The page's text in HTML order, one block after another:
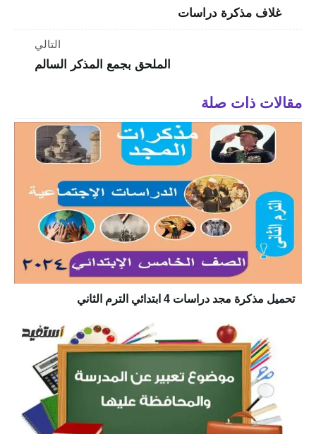
غلاف مذكرة دراسات
التالي
الملحق بجمع المذكر السالم
مقالات ذات صلة
تحميل مذكرة مجد دراسات 4 ابتدائي الترم الثاني